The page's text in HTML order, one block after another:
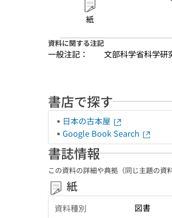
紙
資料に関する注記
一般注記： 文部科学省科学研
書店で探す
日本の古本屋
Google Book Search
書誌情報
この資料の詳細や典拠（同じ主題の資
紙
資料種別 図書